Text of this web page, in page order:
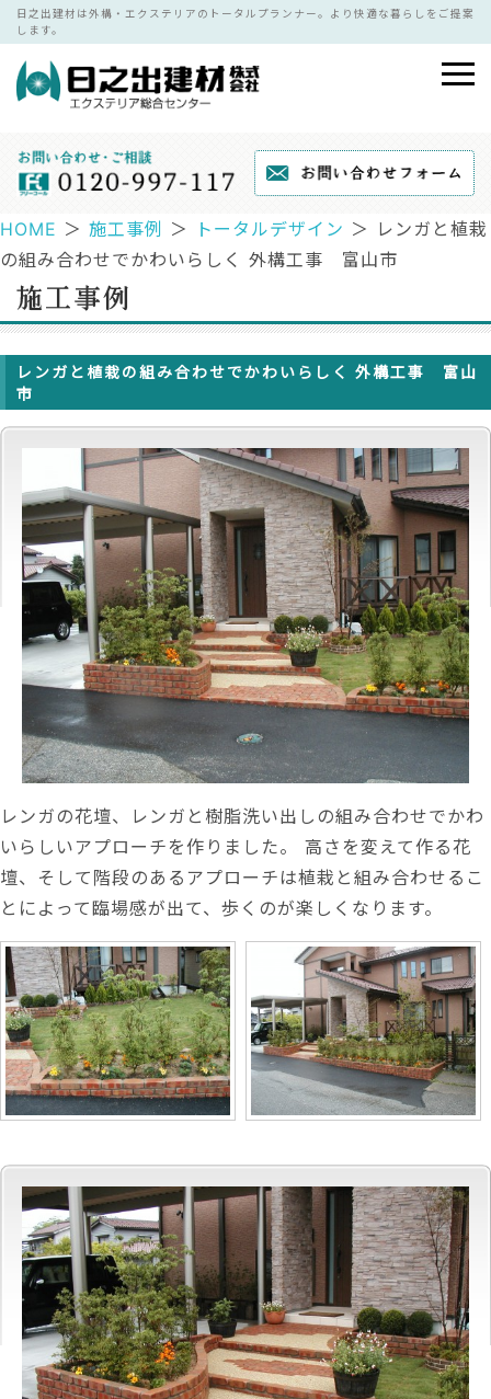
日之出建材は外構・エクステリアのトータルプランナー。より快適な暮らしをご提案
します。
HOME ＞ 施工事例 ＞ トータルデザイン ＞ レンガと植栽
の組み合わせでかわいらしく 外構工事 富山市
レンガと植栽の組み合わせでかわいらしく 外構工事 富山
市
レンガの花壇、レンガと樹脂洗い出しの組み合わせでかわ
いらしいアプローチを作りました。 高さを変えて作る花
壇、そして階段のあるアプローチは植栽と組み合わせるこ
とによって臨場感が出て、歩くのが楽しくなります。